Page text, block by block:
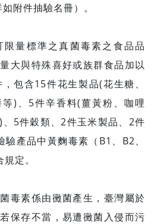
附件抽驗名冊）。
量標準之真菌毒素之食品品
大與特殊喜好或族群食品加以
包含15件花生製品(花生糖、
)、5件辛香料(薑黃粉、咖哩
5件穀類、2件玉米製品、2件
產品中黃麴毒素（B1、B2、
定。
毒素係由黴菌產生，臺灣屬於
保存不當，易遭黴菌入侵而污